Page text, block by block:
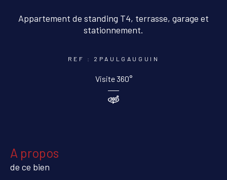
Appartement de standing T4, terrasse, garage et
stationnement.
REF : 2PAULGAUGUIN
Visite 360°
a propos
de ce bien